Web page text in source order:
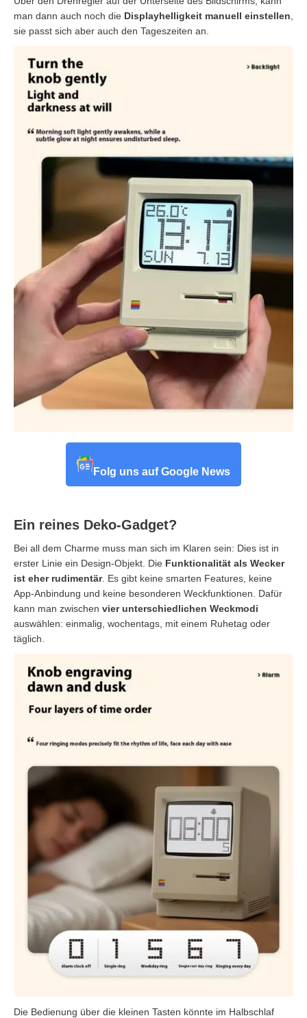
man dann auch noch die Displayhelligkeit manuell einstellen,
sie passt sich aber auch den Tageszeiten an.
Folg uns auf Google News
Ein reines Deko-Gadget?
Bei all dem Charme muss man sich im Klaren sein: Dies ist in
erster Linie ein Design-Objekt. Die Funktionalität als Wecker
ist eher rudimentär. Es gibt keine smarten Features, keine
App-Anbindung und keine besonderen Weckfunktionen. Dafür
kann man zwischen vier unterschiedlichen Weckmodi
auswählen: einmalig, wochentags, mit einem Ruhetag oder
täglich.
Die Bedienung über die kleinen Tasten könnte im Halbschlaf